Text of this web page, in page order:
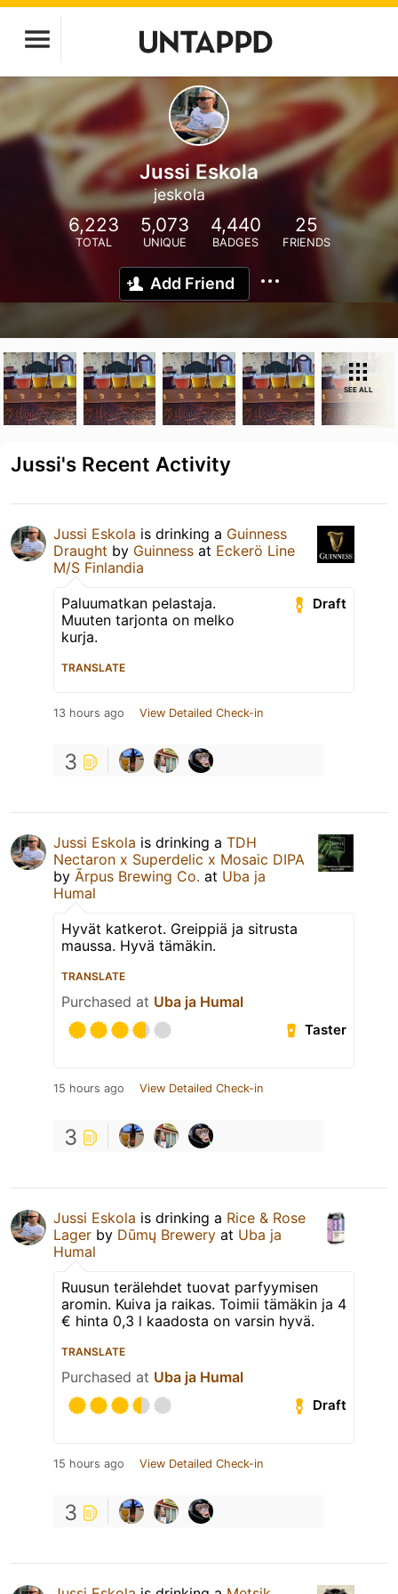
Jussi Eskola
jeskola
6,223
TOTAL
5,073
UNIQUE
4,440
BADGES
25
FRIENDS
Add Friend
SEE ALL
Jussi's Recent Activity
Jussi Eskola is drinking a Guinness
Draught by Guinness at Eckerö Line
M/S Finlandia
Draft
Paluumatkan pelastaja.
Muuten tarjonta on melko
kurja.
TRANSLATE
13 hours ago View Detailed Check-in
3
Jussi Eskola is drinking a TDH
Nectaron x Superdelic x Mosaic DIPA
by Ārpus Brewing Co. at Uba ja
Humal
Hyvät katkerot. Greippiä ja sitrusta
maussa. Hyvä tämäkin.
TRANSLATE
Purchased at Uba ja Humal
Taster
15 hours ago View Detailed Check-in
3
Jussi Eskola is drinking a Rice & Rose
Lager by Dūmų Brewery at Uba ja
Humal
Ruusun terälehdet tuovat parfyymisen
aromin. Kuiva ja raikas. Toimii tämäkin ja 4
€ hinta 0,3 l kaadosta on varsin hyvä.
TRANSLATE
Purchased at Uba ja Humal
Draft
15 hours ago View Detailed Check-in
3